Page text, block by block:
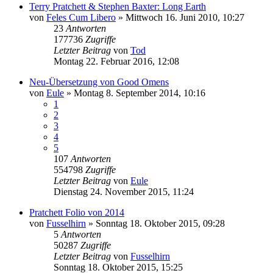
Terry Pratchett & Stephen Baxter: Long Earth
von Feles Cum Libero » Mittwoch 16. Juni 2010, 10:27
23 Antworten
177736 Zugriffe
Letzter Beitrag von Tod
Montag 22. Februar 2016, 12:08
Neu-Übersetzung von Good Omens
von Eule » Montag 8. September 2014, 10:16
1
2
3
4
5
107 Antworten
554798 Zugriffe
Letzter Beitrag von Eule
Dienstag 24. November 2015, 11:24
Pratchett Folio von 2014
von Fusselhirn » Sonntag 18. Oktober 2015, 09:28
5 Antworten
50287 Zugriffe
Letzter Beitrag von Fusselhirn
Sonntag 18. Oktober 2015, 15:25